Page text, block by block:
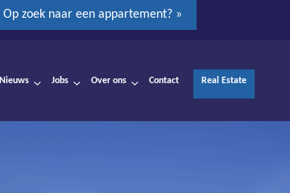
Op zoek naar een appartement? »
Nieuws Jobs Over ons Contact Real Estate